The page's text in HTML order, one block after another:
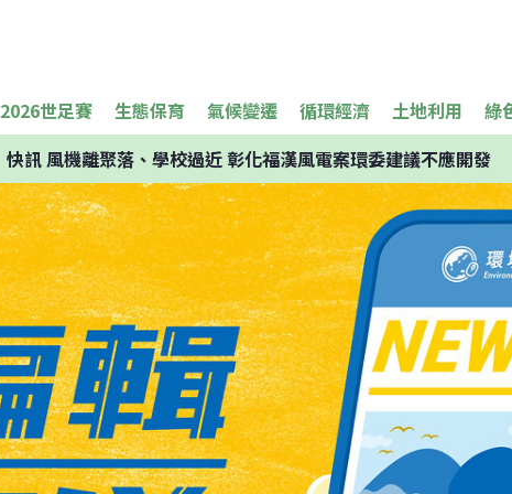
2026世足賽 生態保育 氣候變遷 循環經濟 土地利用 綠
快訊風機離聚落、學校過近 彰化福漢風電案環委建議不應開發